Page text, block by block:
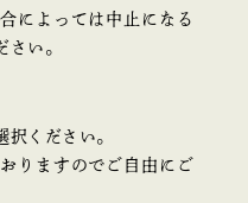
によっては中止になる
さい。
択ください。
りますのでご自由にご